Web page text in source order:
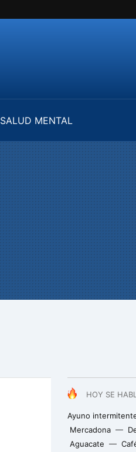
SALUD MENTAL
HOY SE
Ayuno
Mercadona
Aguacate